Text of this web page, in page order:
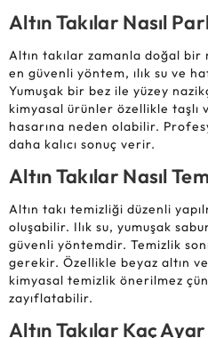
Altın Takılar Nasıl
Altın takılar zamanla doğal
en güvenli yöntem, ılık su ve
Yumuşak bir bez ile yüzey
kimyasal ürünler özellikle taşlı
hasarına neden olabilir.
daha kalıcı sonuç verir.
Altın Takılar Nasıl
Altın takı temizliği düzenli
oluşabilir. Ilık su, yumuşak
güvenli yöntemdir. Temizlik
gerekir. Özellikle beyaz altın
kimyasal temizlik önerilmez
zayıflatabilir.
Altın Takılar Kaç